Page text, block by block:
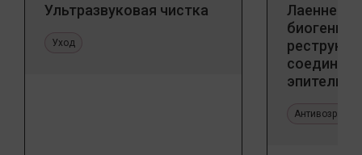
Ультразвуковая чистка
Уход
Лаеннек
биогенный